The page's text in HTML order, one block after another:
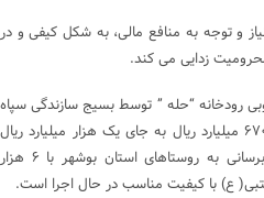
و توجه به منافع مالی، به شکل کیفی و در
زدایی می کند.
“حله ” توسط بسیج سازندگی سپاه
امام صادق ( ع) استان بوشهر با اعتبار ۶۷۰ میلیارد ریال به جای یک هزار میلیارد ریال
قیمت اعلام شده توسط پیمانکاران و آبرسانی به روستاهای استان بوشهر با ۶ هزار
ع) با کیفیت مناسب در حال اجرا است.